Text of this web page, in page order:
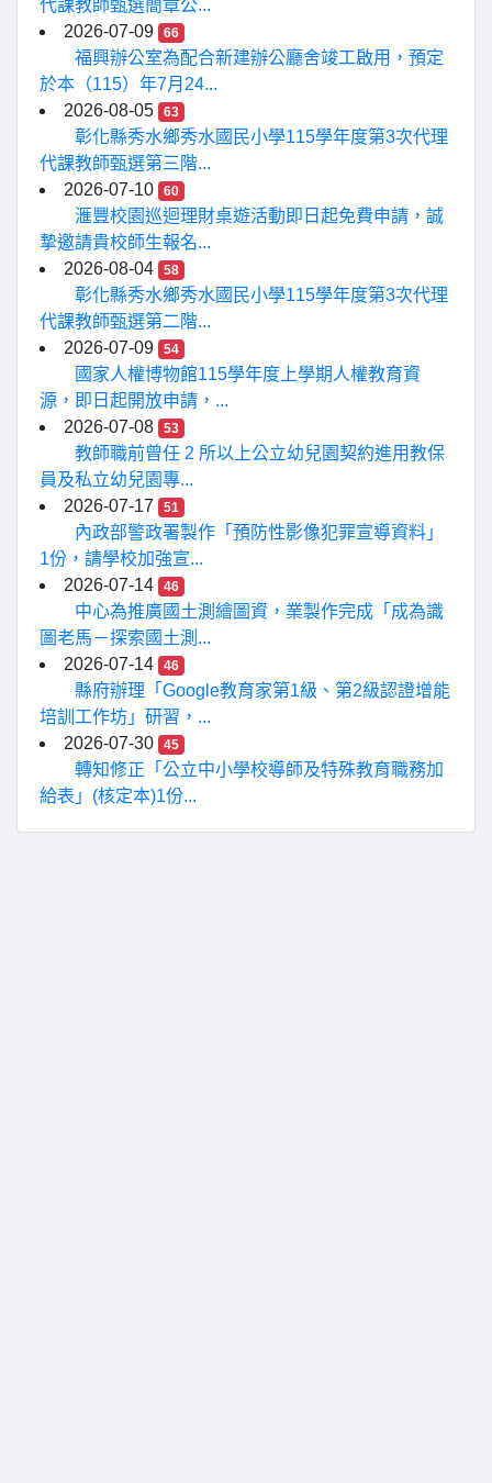
代課教師甄選簡章公...
2026-07-09
66
福興辦公室為配合新建辦公廳舍竣工啟用，預定
於本（115）年7月24...
2026-08-05
63
彰化縣秀水鄉秀水國民小學115學年度第3次代理
代課教師甄選第三階...
2026-07-10
60
滙豐校園巡迴理財桌遊活動即日起免費申請，誠
摯邀請貴校師生報名...
2026-08-04
58
彰化縣秀水鄉秀水國民小學115學年度第3次代理
代課教師甄選第二階...
2026-07-09
54
國家人權博物館115學年度上學期人權教育資
源，即日起開放申請，...
2026-07-08
53
教師職前曾任 2 所以上公立幼兒園契約進用教保
員及私立幼兒園專...
2026-07-17
51
內政部警政署製作「預防性影像犯罪宣導資料」
1份，請學校加強宣...
2026-07-14
46
中心為推廣國土測繪圖資，業製作完成「成為識
圖老馬－探索國土測...
2026-07-14
46
縣府辦理「Google教育家第1級、第2級認證增能
培訓工作坊」研習，...
2026-07-30
45
轉知修正「公立中小學校導師及特殊教育職務加
給表」(核定本)1份...